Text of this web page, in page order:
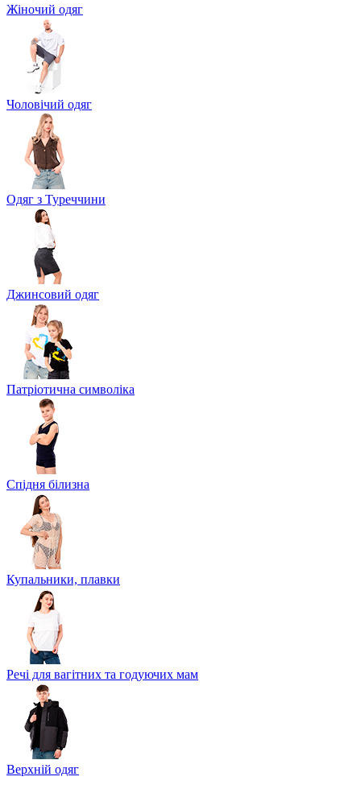
Жіночий одяг
Чоловічий одяг
Одяг з Туреччини
Джинсовий одяг
Патріотична символіка
Спідня білизна
Купальники, плавки
Речі для вагітних та годуючих мам
Верхній одяг